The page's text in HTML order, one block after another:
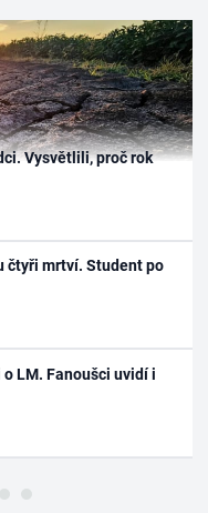
Vysvětlili, proč rok
čtyři mrtví. Student po
LM. Fanoušci uvidí i